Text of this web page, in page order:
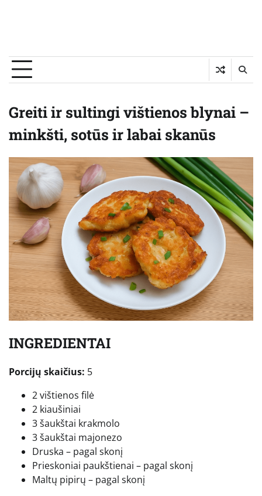
Greiti ir sultingi vištienos blynai –
minkšti, sotūs ir labai skanūs
INGREDIENTAI
Porcijų skaičius: 5
2 vištienos filė
2 kiaušiniai
3 šaukštai krakmolo
3 šaukštai majonezo
Druska – pagal skonį
Prieskoniai paukštienai – pagal skonį
Maltų pipirų – pagal skonį